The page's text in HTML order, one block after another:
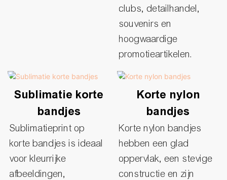
clubs, detailhandel,
souvenirs en
hoogwaardige
promotieartikelen.
Sublimatie korte
bandjes
Sublimatieprint op
korte bandjes is ideaal
voor kleurrijke
afbeeldingen,
Korte nylon
bandjes
Korte nylon bandjes
hebben een glad
oppervlak, een stevige
constructie en zijn